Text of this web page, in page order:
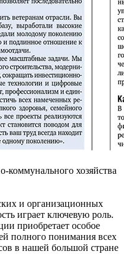
хозяйства
и организационных
играет ключевую роль.
приобретает особое
полного понимания всех
в нашей большой стране